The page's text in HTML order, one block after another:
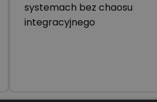
systemach bez chaosu
integracyjnego